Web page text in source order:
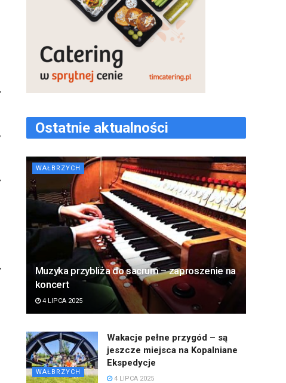
Ostatnie aktualności
WAŁBRZYCH
Muzyka przybliża do sacrum – zaproszenie na
koncert
4 LIPCA 2025
WAŁBRZYCH
Wakacje pełne przygód – są
jeszcze miejsca na Kopalniane
Ekspedycje
4 LIPCA 2025